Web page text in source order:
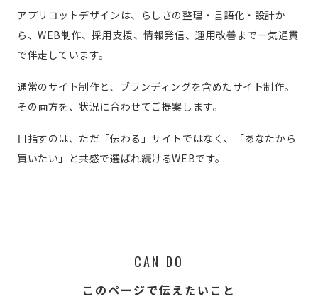
アプリコットデザインは、らしさの整理・言語化・設計か
ら、WEB制作、採用支援、情報発信、運用改善まで一気通貫
で伴走しています。
通常のサイト制作と、ブランディングを含めたサイト制作。
その両方を、状況に合わせてご提案します。
目指すのは、ただ「伝わる」サイトではなく、「あなたから
買いたい」と共感で選ばれ続けるWEBです。
CAN DO
このページで伝えたいこと